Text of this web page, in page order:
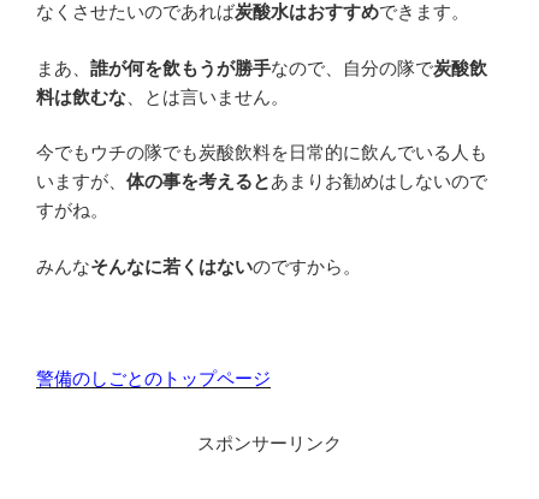
なくさせたいのであれば炭酸水はおすすめできます。
まあ、 誰が何を飲もうが勝手なので、自分の隊で炭酸飲
料は飲むな 、とは言いません。
今でもウチの隊でも炭酸飲料を日常的に飲んでいる人も
いますが、 体の事を考えるとあまりお勧めはしないので
すがね。
みんなそんなに若くはないのですから。
警備のしごとのトップページ
スポンサーリンク